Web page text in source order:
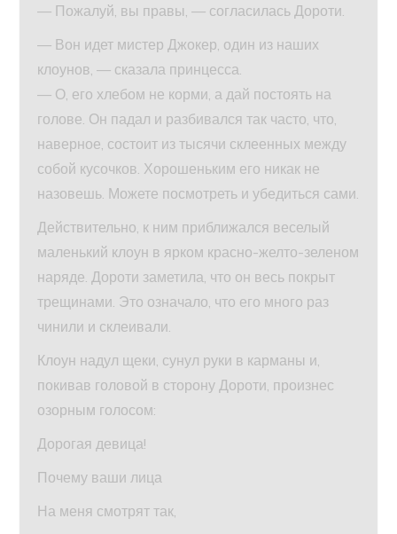
— Пожалуй, вы правы, — согласилась Дороти.
— Вон идет мистер Джокер, один из наших
клоунов, — сказала принцесса.
— О, его хлебом не корми, а дай постоять на
голове. Он падал и разбивался так часто, что,
наверное, состоит из тысячи склеенных между
собой кусочков. Хорошеньким его никак не
назовешь. Можете посмотреть и убедиться сами.
Действительно, к ним приближался веселый
маленький клоун в ярком красно-желто-зеленом
наряде. Дороти заметила, что он весь покрыт
трещинами. Это означало, что его много раз
чинили и склеивали.
Клоун надул щеки, сунул руки в карманы и,
покивав головой в сторону Дороти, произнес
озорным голосом:
Дорогая девица!
Почему ваши лица
На меня смотрят так,